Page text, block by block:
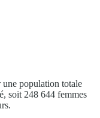
une population totale
soit 248 644 femmes